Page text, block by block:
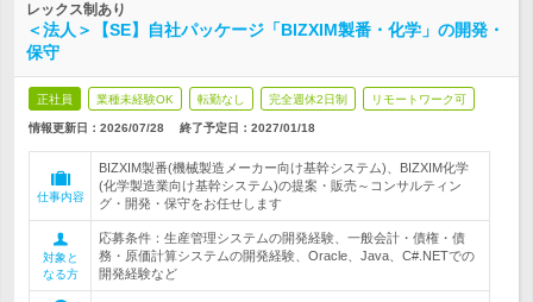
レックス制あり
＜法人＞【SE】自社パッケージ「BIZXIM製番・化学」の開発・
保守
正社員 業種未経験OK 転勤なし 完全週休2日制 リモートワーク可
情報更新日：2026/07/28 終了予定日： 2027/01/18
仕事内容
BIZXIM製番(機械製造メーカー向け基幹システム)、BIZXIM化学
(化学製造業向け基幹システム)の提案・販売～コンサルティン
グ・開発・保守をお任せします
対象と
なる方
応募条件：生産管理システムの開発経験、一般会計・債権・債
務・原価計算システムの開発経験、Oracle、Java、C#.NETでの
開発経験など